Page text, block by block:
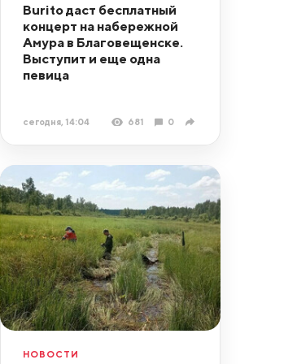
Burito даст бесплатный
концерт на набережной
Амура в Благовещенске.
Выступит и еще одна
певица
сегодня, 14:04 681 0
НОВОСТИ